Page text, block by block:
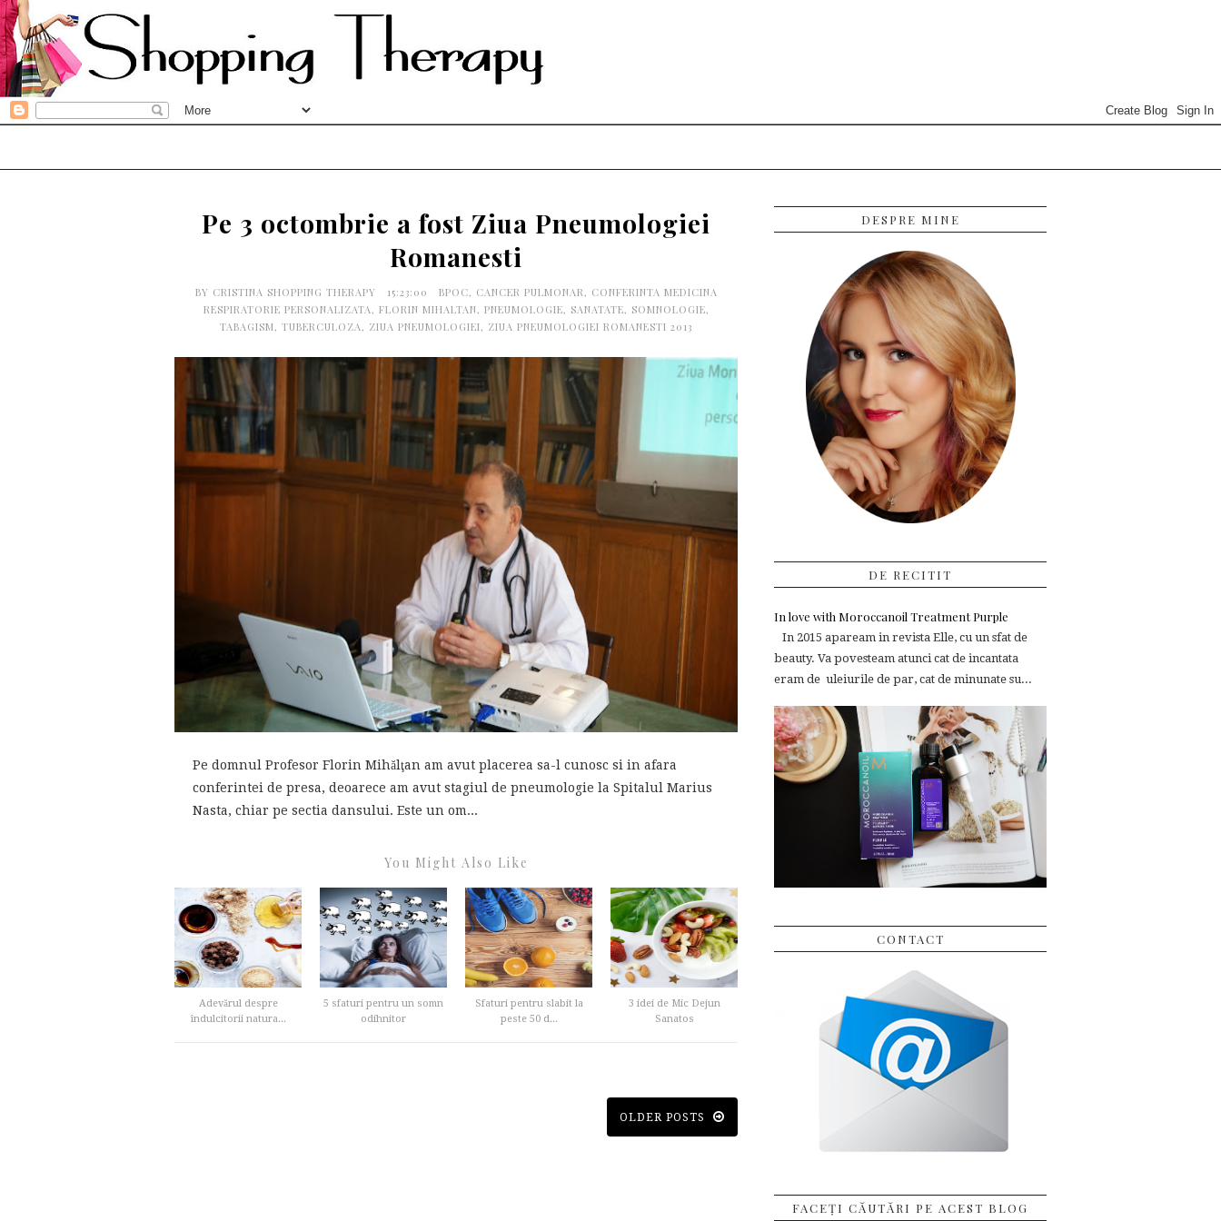
Pe 3 octombrie a fost Ziua Pneumologiei
Romanesti
BY CRISTINA SHOPPING THERAPY 15:23:00 BPOC, CANCER PULMONAR, CONFERINTA MEDICINA
RESPIRATORIE PERSONALIZATA, FLORIN MIHALTAN, PNEUMOLOGIE, SANATATE, SOMNOLOGIE,
TABAGISM, TUBERCULOZA, ZIUA PNEUMOLOGIEI, ZIUA PNEUMOLOGIEI ROMANESTI 2013
Pe domnul Profesor Florin Mihălţan am avut placerea sa-l cunosc si in afara
conferintei de presa, deoarece am avut stagiul de pneumologie la Spitalul Marius
Nasta, chiar pe sectia dansului. Este un om...
You Might Also Like
Adevărul despre
îndulcitorii natura...
5 sfaturi pentru un somn
odihnitor
Sfaturi pentru slabit la
peste 50 d...
3 idei de Mic Dejun
Sanatos
OLDER POSTS
DESPRE MINE
DE RECITIT
In love with Moroccanoil Treatment Purple
In 2015 apaream in revista Elle, cu un sfat de
beauty. Va povesteam atunci cat de incantata
eram de uleiurile de par, cat de minunate su...
CONTACT
FACEȚI CĂUTĂRI PE ACEST BLOG